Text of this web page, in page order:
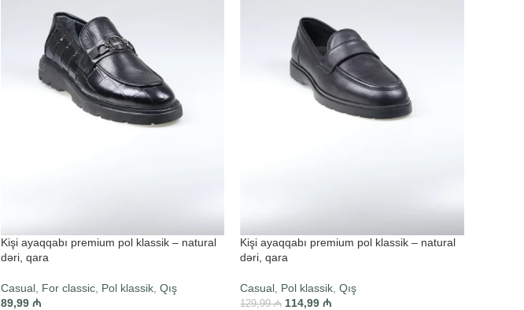
Kişi ayaqqabı premium pol klassik – natural
dəri, qara
Casual, For classic, Pol klassik, Qış
89,99 ₼
Kişi ayaqqabı premium pol klassik – natural
dəri, qara
Casual Pol klassik ,Qış
129,99₼ 114,99₼